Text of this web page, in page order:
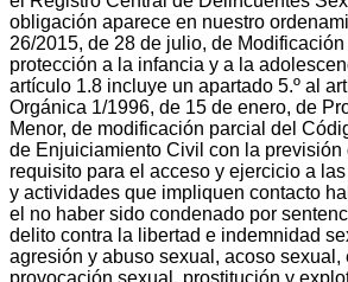
obligación aparece en nuestro
26/2015, de 28 de julio, de
protección a la infancia y a la
artículo 1.8 incluye un apartado 5.º al
Orgánica 1/1996, de 15 de enero, de
Menor, de modificación parcial del
de Enjuiciamiento Civil con la previsión
requisito para el acceso y ejercicio a
y actividades que impliquen contacto
el no haber sido condenado por
delito contra la libertad e indemnidad
agresión y abuso sexual, acoso
provocación sexual, prostitución y